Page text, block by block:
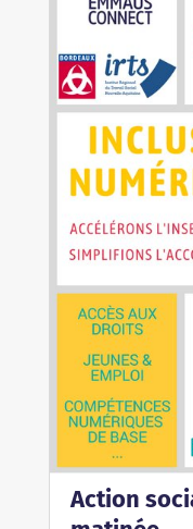
Action